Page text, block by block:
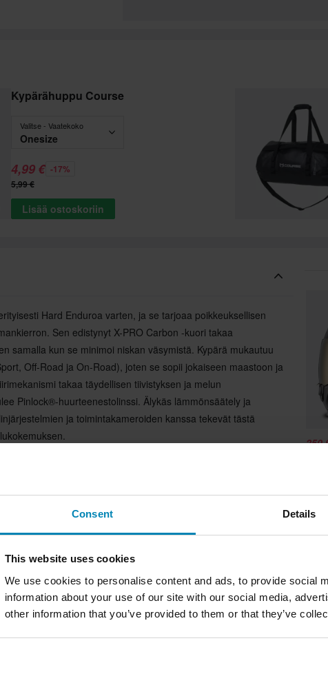
Consent Details
This website uses cookies
We use cookies to personalise content and ads, to provide social
information about your use of our site with our social media,
other information that you’ve provided to them or that they’ve
Kypärähuppu Course
Valitse - Vaatekoko
Onesize
4,99 € -17%
5,99 €
Lisää ostoskoriin
Hard Enduroa varten, ja se tarjoaa poikkeuksellisen
Sen edistynyt X-PRO Carbon -kuori takaa
samalla kun se minimoi niskan väsymistä. Kypärä mukautuu
Off-Road ja On-Road), joten se sopii jokaiseen maastoon ja
takaa täydellisen tiivistyksen ja melun
Pinlock®-huurteenestolinssi. Älykäs lämmönsäätely ja
ja toimintakameroiden kanssa tekevät tästä
paino noin 1350 g
iskujen vaimentumista, mukaan lukien leukasuojaus
yhdeksällä ilmanottoaukolla ja kuudella poistoaukolla
, Off-Road- ja On-Road-kokoonpanot
optimaaliseen visiirin tiivistymiseen ja melueristykseen
mukana
maksimaalista ilmavirtausta ja pölysuojausta varten
Chamber älykästä lämmönsäätöä varten
nesteytyspussin yhteensopivuutta varten
kaksois-D-rengas X-LOCK-magneettihihnalla
kanssa, sisältää korvakotelot ja